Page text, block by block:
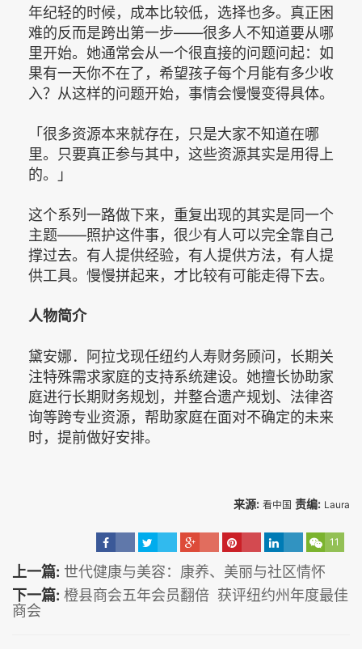
年纪轻的时候，成本比较低，选择也多。真正困
难的反而是跨出第一步——很多人不知道要从哪
里开始。她通常会从一个很直接的问题问起：如
果有一天你不在了，希望孩子每个月能有多少收
入？从这样的问题开始，事情会慢慢变得具体。
「很多资源本来就存在，只是大家不知道在哪
里。只要真正参与其中，这些资源其实是用得上
的。」
这个系列一路做下来，重复出现的其实是同一个
主题——照护这件事，很少有人可以完全靠自己
撑过去。有人提供经验，有人提供方法，有人提
供工具。慢慢拼起来，才比较有可能走得下去。
人物简介
黛安娜．阿拉戈现任纽约人寿财务顾问，长期关
注特殊需求家庭的支持系统建设。她擅长协助家
庭进行长期财务规划，并整合遗产规划、法律咨
询等跨专业资源，帮助家庭在面对不确定的未来
时，提前做好安排。
来源: 看中国 责编: Laura
11
上一篇: 世代健康与美容：康养、美丽与社区情怀
下一篇: 橙县商会五年会员翻倍 获评纽约州年度最佳
商会